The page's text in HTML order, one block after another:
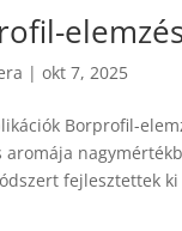
|okt 7, 2025
Borprofil-
aromája
fejlesztettek